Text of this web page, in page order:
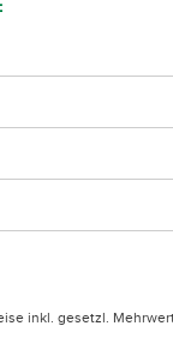
inkl. gesetzl.